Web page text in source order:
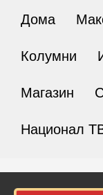
Дома
Колумни
Магазин
Национал